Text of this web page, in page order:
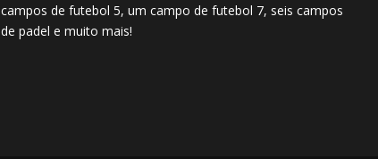
campos de futebol 5, um campo de futebol 7, seis campos
de padel e muito mais!